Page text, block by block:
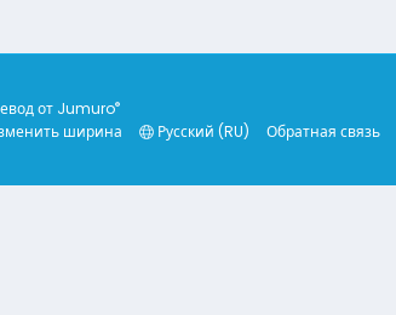
от Jumuro®
ширина Русский (RU) Обратная связь